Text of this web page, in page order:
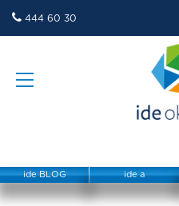
444 60 30
ide BLOG ide a